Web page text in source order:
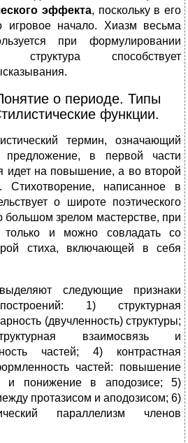
эффекта, поскольку в его
игровое начало. Хиазм весьма
при формулировании
способствует
о периоде. Типы
функции.
термин, означающий
предложение, в первой части
идет на повышение, а во второй
написанное в
о широте поэтического
большом зрелом мастерстве, при
только и можно совладать со
стиха, включающей в себя
следующие признаки
1) структурная
(двучленность) структуры;
взаимосвязь и
частей; 4) контрастная
частей: повышение
и понижение в аподозисе; 5)
протазисом и аподозисом; 6)
параллелизм членов